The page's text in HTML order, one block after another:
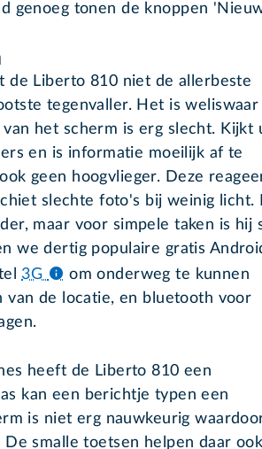
genoeg tonen de knoppen
de Liberto 810 niet de allerbeste
tegenvaller. Het is weliswaar
het scherm is erg slecht. Kijkt
en is informatie moeilijk af te
geen hoogvlieger. Deze
slechte foto's bij weinig licht.
maar voor simpele taken is hij
we dertig populaire gratis
3G
om onderweg te kunnen
de locatie, en bluetooth voor
heeft de Liberto 810 een
kan een berichtje typen een
is niet erg nauwkeurig
smalle toetsen helpen daar ook